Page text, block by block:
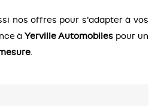
nos offres pour s'adapter à vos
à Yerville Automobiles pour un